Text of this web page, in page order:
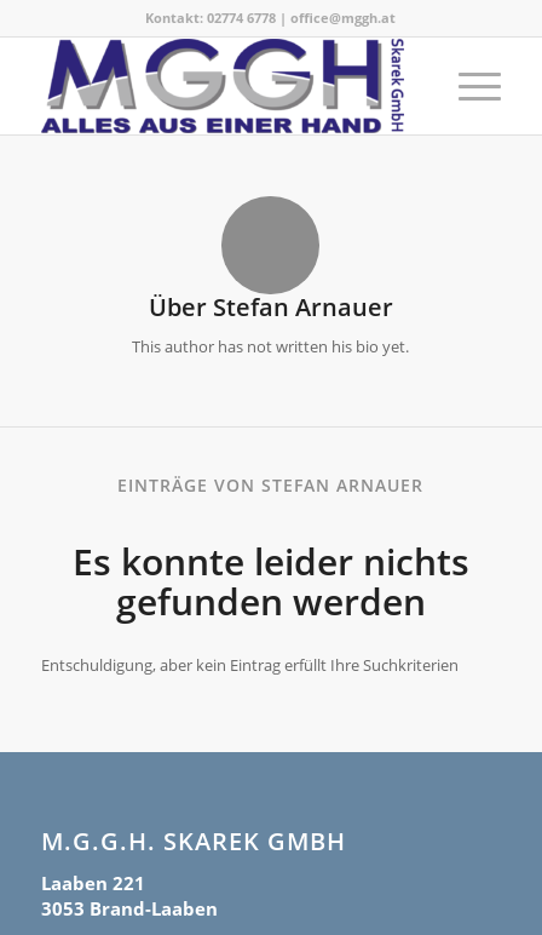
Kontakt:02774 6778 |office@mggh.at
Über Stefan Arnauer
This author has not written his bio yet.
EINTRÄGE VON STEFAN ARNAUER
Es konnte leider nichts
gefunden werden
Entschuldigung, aber kein Eintrag erfüllt Ihre Suchkriterien
M.G.G.H. SKAREK GMBH
Laaben 221
3053 Brand-Laaben